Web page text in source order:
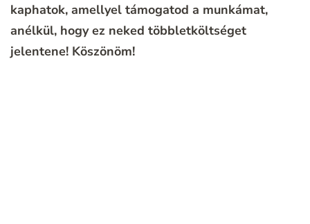
kaphatok, amellyel támogatod a munkámat,
anélkül, hogy ez neked többletköltséget
jelentene! Köszönöm!